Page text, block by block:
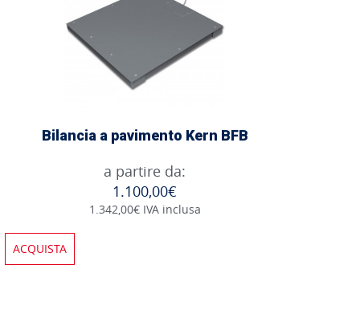
Bilancia a pavimento Kern BFB
a partire da:
1.100,00€
1.342,00€ IVA inclusa
ACQUISTA